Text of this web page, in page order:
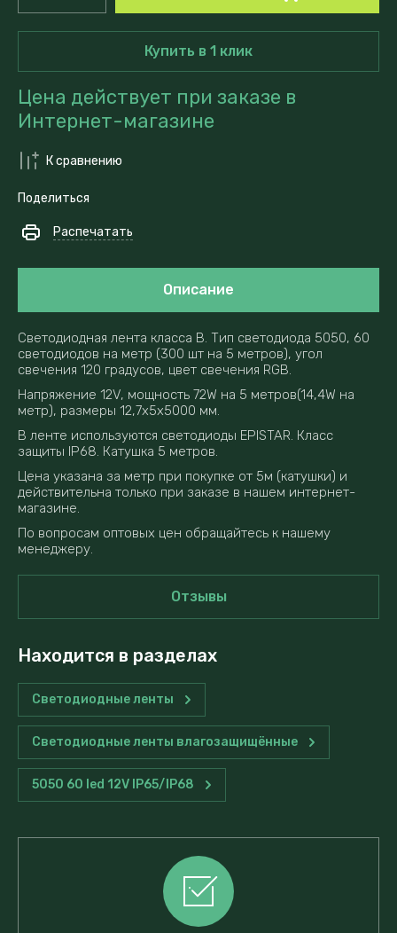
Купить в 1 клик
Цена действует при заказе в
Интернет-магазине
К сравнению
Поделиться
Распечатать
Описание
Светодиодная лента класса B. Тип светодиода 5050, 60
светодиодов на метр (300 шт на 5 метров), угол
свечения 120 градусов, цвет свечения RGB.
Напряжение 12V, мощность 72W на 5 метров(14,4W на
метр), размеры 12,7x5x5000 мм.
В ленте используются светодиоды EPISTAR. Класс
защиты IP68. Катушка 5 метров.
Цена указана за метр при покупке от 5м (катушки) и
действительна только при заказе в нашем интернет-
магазине.
По вопросам оптовых цен обращайтесь к нашему
менеджеру.
Отзывы
Находится в разделах
Светодиодные ленты
Светодиодные ленты влагозащищённые
5050 60 led 12V IP65/IP68